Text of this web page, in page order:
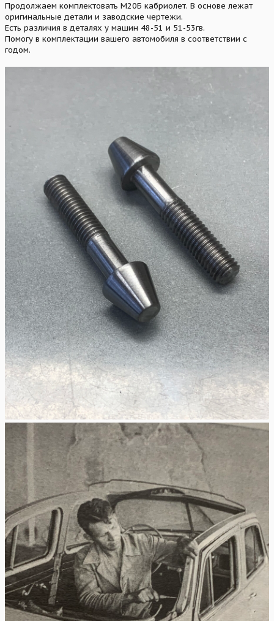
Продолжаем комплектовать М20Б кабриолет. В основе лежат
оригинальные детали и заводские чертежи.
Есть различия в деталях у машин 48-51 и 51-53гв.
Помогу в комплектации вашего автомобиля в соответствии с
годом.